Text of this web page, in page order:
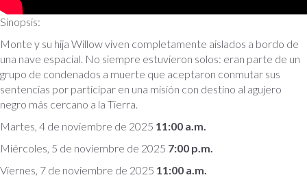
Sinopsis:
Monte y su hija Willow viven completamente aislados a bordo de
una nave espacial. No siempre estuvieron solos: eran parte de un
grupo de condenados a muerte que aceptaron conmutar sus
sentencias por participar en una misión con destino al agujero
negro más cercano a la Tierra.
Martes, 4 de noviembre de 2025 11:00 a.m.
Miércoles, 5 de noviembre de 2025 7:00 p.m.
Viernes, 7 de noviembre de 2025 11:00 a.m.